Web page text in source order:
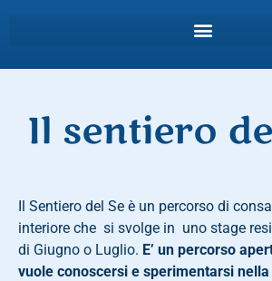
Il sentiero
Il Sentiero del Se è un percorso di
interiore che si svolge in uno stage
di Giugno o Luglio. E’ un percorso
vuole conoscersi e sperimentarsi